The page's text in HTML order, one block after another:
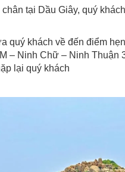
tại Dầu Giây, quý
quý khách về đến điểm
– Ninh Chữ – Ninh Thuận
lại quý khách